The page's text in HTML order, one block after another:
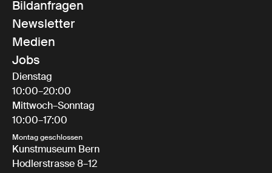
Bildanfragen
Newsletter
Medien
Jobs
Dienstag
10:00–20:00
Mittwoch–Sonntag
10:00–17:00
Montag geschlossen
Kunstmuseum Bern
Hodlerstrasse 8–12